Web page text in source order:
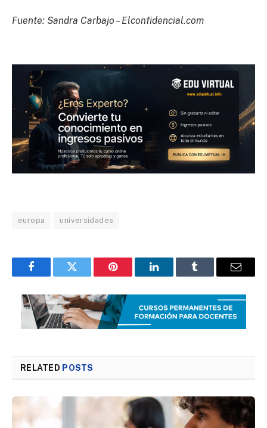
Fuente: Sandra Carbajo – Elconfidencial.com
europa universidades
FacebookTwitter Pinterest LinkedInTumblr Email
RELATED POSTS